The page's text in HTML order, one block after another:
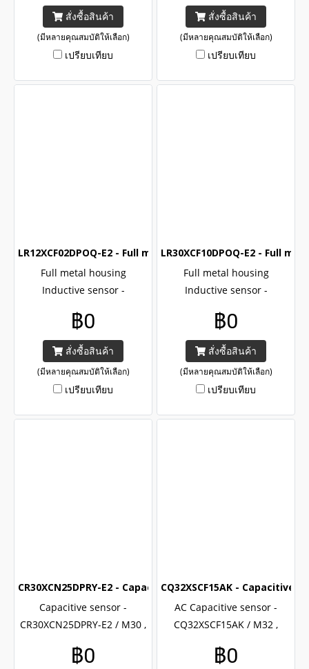
LR12X series , CE and UL
certified with IP67
สั่งซื้อสินค้า
(มีหลายคุณสมบัติให้เลือก)
เปรียบเทียบ
inductive sensors LE40XZ
series , CE certified with
IP67
สั่งซื้อสินค้า
(มีหลายคุณสมบัติให้เลือก)
เปรียบเทียบ
LR12XCF02DPOQ-E2 - Full metal Inductive Proximity sensor
Full metal housing
Inductive sensor -
PNP , NO output , LR12X
series metal cylindrical
inductive proximity sensor ,
CE and UL certified with
IP67
฿0
สั่งซื้อสินค้า
(มีหลายคุณสมบัติให้เลือก)
เปรียบเทียบ
LR30XCF10DPOQ-E2 - Full
Full metal housing
Inductive sensor -
PNP , NO output , LR30
series metal cylindrical
inductive proximity sensor ,
CE and UL certified with
IP67
฿0
สั่งซื้อสินค้า
(มีหลายคุณสมบัติให้เลือก)
เปรียบเทียบ
CR30XCN25DPRY-E2 - Capacitive sensor
Capacitive sensor -
CR30XCN25DPRY-E2 / M30 ,
Cylindrical capacitive
฿0
CQ32XSCF15AK - Capacitive
AC Capacitive sensor -
CQ32XSCF15AK / M32 ,
capacitive sensor CR32X
฿0